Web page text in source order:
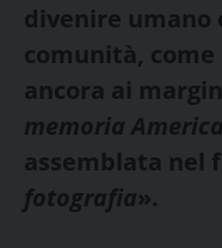
divenire umano
comunità,
ancora ai
memoria
assemblata nel
fotografia».